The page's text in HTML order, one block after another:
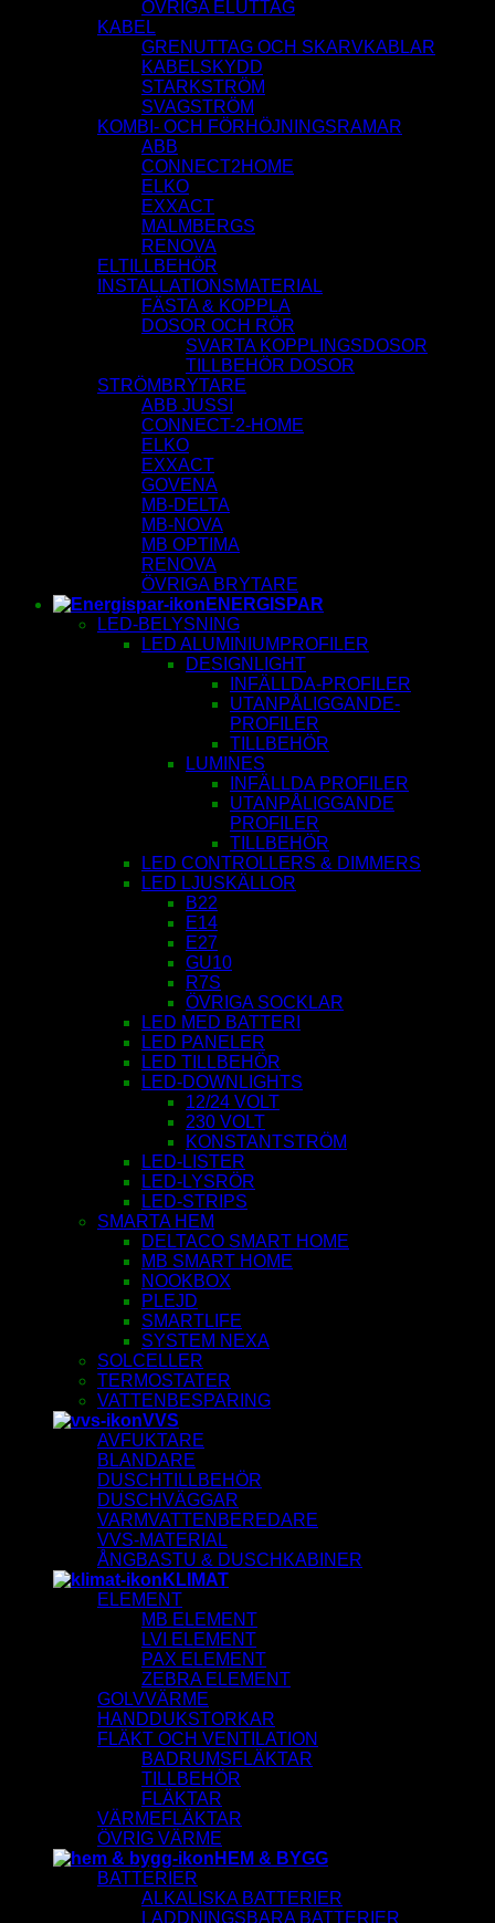
ÖVRIGA ELUTTAG
KABEL
GRENUTTAG OCH SKARVKABLAR
KABELSKYDD
STARKSTRÖM
SVAGSTRÖM
KOMBI- OCH FÖRHÖJNINGSRAMAR
ABB
CONNECT2HOME
ELKO
EXXACT
MALMBERGS
RENOVA
ELTILLBEHÖR
INSTALLATIONSMATERIAL
FÄSTA & KOPPLA
DOSOR OCH RÖR
SVARTA KOPPLINGSDOSOR
TILLBEHÖR DOSOR
STRÖMBRYTARE
ABB JUSSI
CONNECT-2-HOME
ELKO
EXXACT
GOVENA
MB-DELTA
MB-NOVA
MB OPTIMA
RENOVA
ÖVRIGA BRYTARE
ENERGISPAR
LED-BELYSNING
LED ALUMINIUMPROFILER
DESIGNLIGHT
INFÄLLDA-PROFILER
UTANPÅLIGGANDE-
PROFILER
TILLBEHÖR
LUMINES
INFÄLLDA PROFILER
UTANPÅLIGGANDE
PROFILER
TILLBEHÖR
LED CONTROLLERS & DIMMERS
LED LJUSKÄLLOR
B22
E14
E27
GU10
R7S
ÖVRIGA SOCKLAR
LED MED BATTERI
LED PANELER
LED TILLBEHÖR
LED-DOWNLIGHTS
12/24 VOLT
230 VOLT
KONSTANTSTRÖM
LED-LISTER
LED-LYSRÖR
LED-STRIPS
SMARTA HEM
DELTACO SMART HOME
MB SMART HOME
NOOKBOX
PLEJD
SMARTLIFE
SYSTEM NEXA
SOLCELLER
TERMOSTATER
VATTENBESPARING
VVS
AVFUKTARE
BLANDARE
DUSCHTILLBEHÖR
DUSCHVÄGGAR
VARMVATTENBEREDARE
VVS-MATERIAL
ÅNGBASTU & DUSCHKABINER
KLIMAT
ELEMENT
MB ELEMENT
LVI ELEMENT
PAX ELEMENT
ZEBRA ELEMENT
GOLVVÄRME
HANDDUKSTORKAR
FLÄKT OCH VENTILATION
BADRUMSFLÄKTAR
TILLBEHÖR
FLÄKTAR
VÄRMEFLÄKTAR
ÖVRIG VÄRME
HEM & BYGG
BATTERIER
ALKALISKA BATTERIER
LADDNINGSBARA BATTERIER